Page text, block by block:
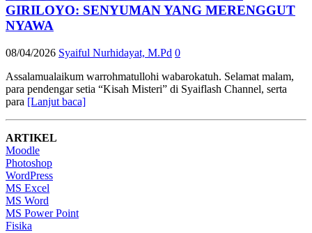
GIRILOYO: SENYUMAN YANG MERENGGUT
NYAWA
08/04/2026 Syaiful Nurhidayat, M.Pd 0
Assalamualaikum warrohmatullohi wabarokatuh. Selamat malam,
para pendengar setia “Kisah Misteri” di Syaiflash Channel, serta
para [Lanjut baca]
ARTIKEL
Moodle
Photoshop
WordPress
MS Excel
MS Word
MS Power Point
Fisika